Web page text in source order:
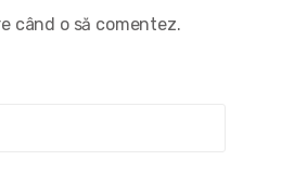
când o să comentez.